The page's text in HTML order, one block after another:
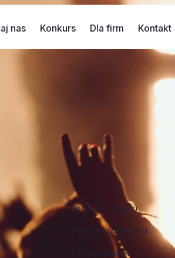
nas Konkurs Dla firm Kontakt
muzycznym, jak i najnowsze
koncert warto przyjechać i gdzie
Regulaminy
Regulamin pobytu
Polityka prywatności
Polityka cookies